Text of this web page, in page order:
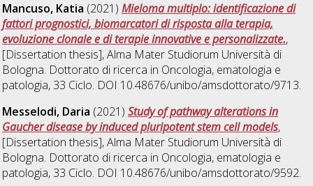
Mancuso, Katia (2021)Mieloma multiplo: identificazione di
fattori prognostici, biomarcatori di risposta alla terapia,
evoluzione clonale e di terapie innovative e personalizzate.,
[Dissertation thesis], Alma Mater Studiorum Università di
Bologna. Dottorato di ricerca in Oncologia, ematologia e
patologia, 33 Ciclo. DOI 10.48676/unibo/amsdottorato/9713.
Messelodi, Daria (2021)Study of pathway alterations in
Gaucher disease by induced pluripotent stem cell models,
[Dissertation thesis], Alma Mater Studiorum Università di
Bologna. Dottorato di ricerca in Oncologia, ematologia e
patologia, 33 Ciclo. DOI 10.48676/unibo/amsdottorato/9592.